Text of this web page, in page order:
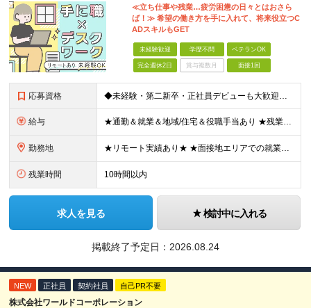
≪立ち仕事や残業…疲労困憊の日々とはおさら
ば！≫ 希望の働き方を手に入れて、将来役立つC
ADスキルもGET
未経験歓迎 学歴不問 ベテランOK
完全週休2日 賞与複数月 面接1回
応募資格 ◆未経験・第二新卒・正社員デビューも大歓迎／経験・知識ゼロでOK！ ◆学歴不問 ★人物重視 ★入社前の経験・スキルはゼロでOK CADの基本的な知識・操作経験がある方は歓迎します。 地方在住の方も
給与 ★通勤＆就業＆地域/住宅＆役職手当あり ★残業代は全額支給 ★選べる給与制度あり！ ■東京・神奈川・千葉・埼玉勤務の場合 月給24.5万円～55万円＋諸手当 （残業代は全額支給） (20,000円の
勤務地 ★リモート実績あり★ ★面接地エリアでの就業率92％以上！ 『地元で働きたい』という希望に、業界トップクラス約7,000件の取引事業所数、90,000件以上のプロジェクトから検討をいたします。 全
残業時間 10時間以内
求人を見る 検討中に入れる
掲載終了予定日： 2026.08.24
NEW 正社員 契約社員 自己PR不要
株式会社ワールドコーポレーション